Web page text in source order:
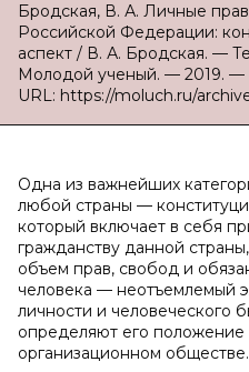
Бродская, В. А. Личные
Российской Федерации:
аспект / В. А. Бродская. —
Молодой ученый. — 2019.
URL: https://moluch.ru/
Одна из важнейших
любой страны —
который включает в себя
гражданству данной
объем прав, свобод и
человека — неотъемлемый
личности и человеческого
определяют его
организационном обществе.